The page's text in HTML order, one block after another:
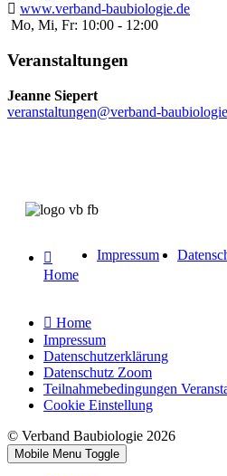
www.verband-baubiologie.de
Mo, Mi, Fr: 10:00 - 12:00
Veranstaltungen
Jeanne Siepert
veranstaltungen@verband-
Home
Impressum
Home
Impressum
Datenschutzerklärung
Datenschutz Zoom
Teilnahmebedingungen
Cookie Einstellung
© Verband Baubiologie 2026
Mobile Menu Toggle